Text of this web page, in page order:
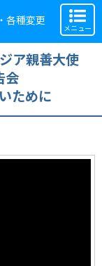
各種変更
メニュー
ア親善大使
会
ために